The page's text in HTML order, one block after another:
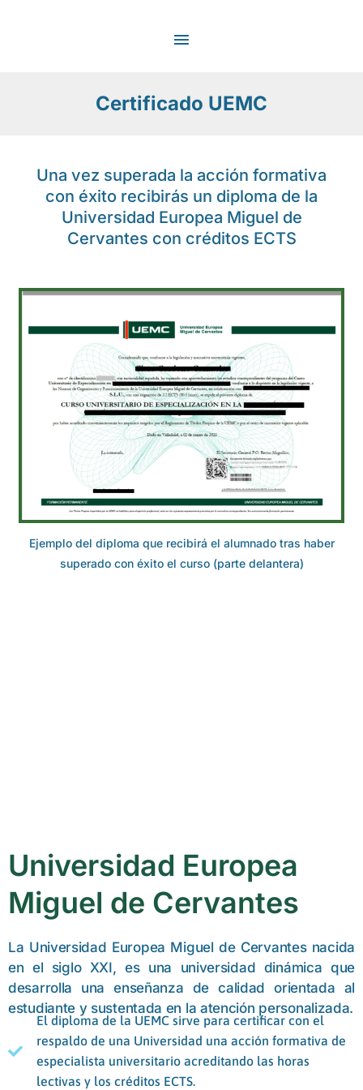
Certificado UEMC
Una vez superada la acción formativa
con éxito recibirás un diploma de la
Universidad Europea Miguel de
Cervantes con créditos ECTS
Ejemplo del diploma que recibirá el alumnado tras haber
superado con éxito el curso (parte delantera)
Universidad Europea
Miguel de Cervantes
La Universidad Europea Miguel de Cervantes nacida
en el siglo XXI, es una universidad dinámica que
desarrolla una enseñanza de calidad orientada al
estudiante y sustentada en la atención personalizada.
El diploma de la UEMC sirve para certificar con el
respaldo de una Universidad una acción formativa de
especialista universitario acreditando las horas
lectivas y los créditos ECTS.